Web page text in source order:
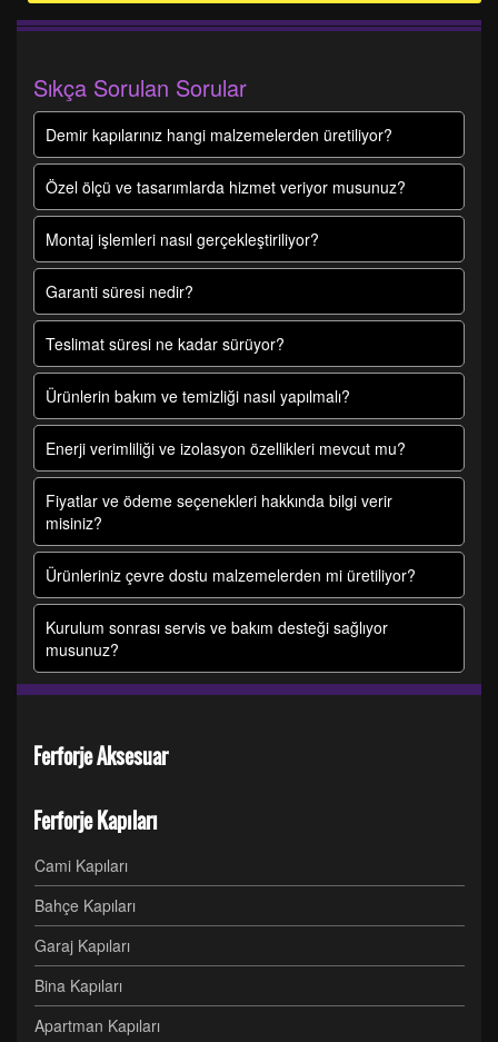
Sıkça Sorulan Sorular
Demir kapılarınız hangi malzemelerden üretiliyor?
Özel ölçü ve tasarımlarda hizmet veriyor musunuz?
Montaj işlemleri nasıl gerçekleştiriliyor?
Garanti süresi nedir?
Teslimat süresi ne kadar sürüyor?
Ürünlerin bakım ve temizliği nasıl yapılmalı?
Enerji verimliliği ve izolasyon özellikleri mevcut mu?
Fiyatlar ve ödeme seçenekleri hakkında bilgi verir
misiniz?
Ürünleriniz çevre dostu malzemelerden mi üretiliyor?
Kurulum sonrası servis ve bakım desteği sağlıyor
musunuz?
Ferforje Aksesuar
Ferforje Kapıları
Cami Kapıları
Bahçe Kapıları
Garaj Kapıları
Bina Kapıları
Apartman Kapıları